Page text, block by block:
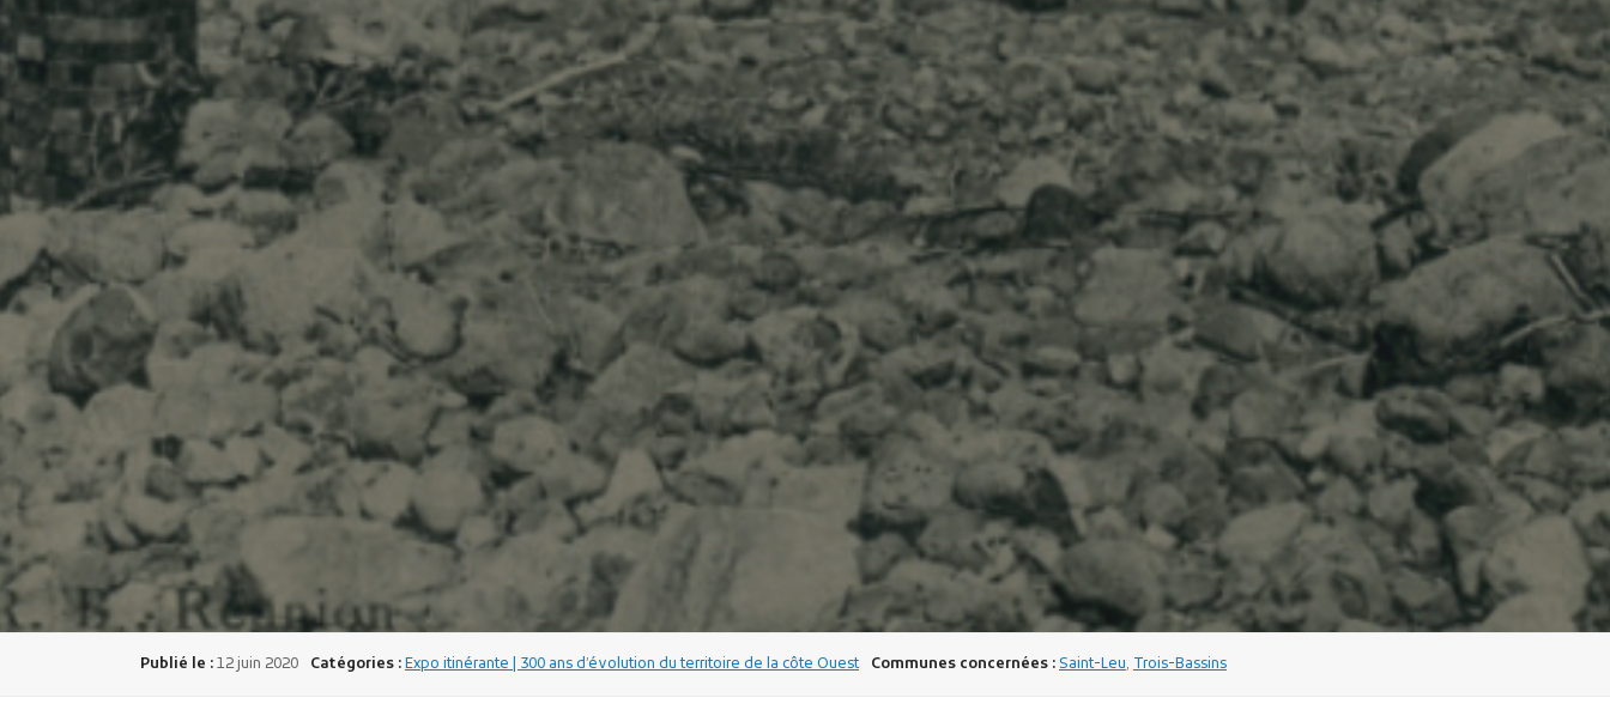
Publié le :12 juin 2020 Catégories :Expo itinérante | 300 ans d’évolution du territoire de la côte Ouest Communes concernées :Saint-Leu, Trois-Bassins